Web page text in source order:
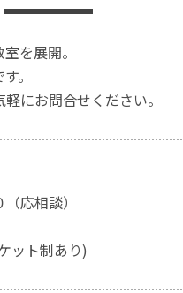
を展開。
。
にお問合せください。
応相談）
制あり)